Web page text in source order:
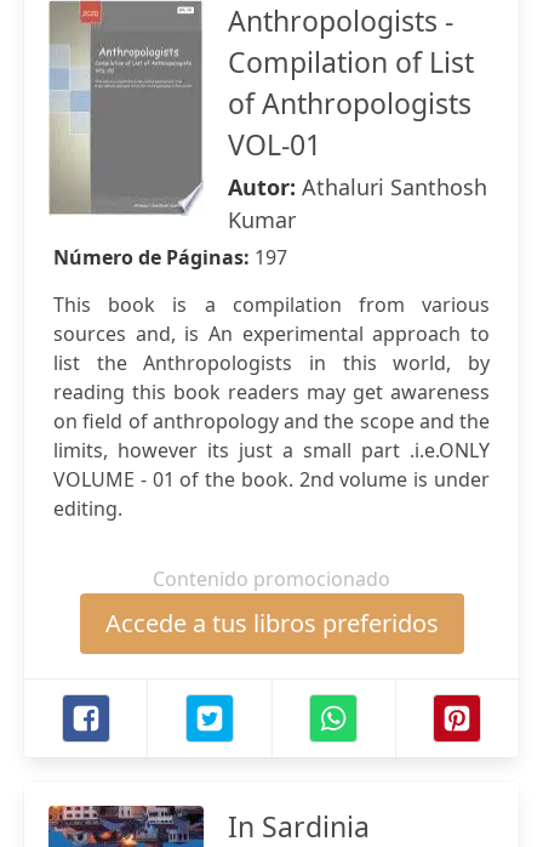
Anthropologists -
Compilation of List
of Anthropologists
VOL-01
Autor: Athaluri Santhosh
Kumar
Número de Páginas: 197
This book is a compilation from various
sources and, is An experimental approach to
list the Anthropologists in this world, by
reading this book readers may get awareness
on field of anthropology and the scope and the
limits, however its just a small part .i.e.ONLY
VOLUME - 01 of the book. 2nd volume is under
editing.
Contenido promocionado
Accede a tus libros preferidos
In Sardinia